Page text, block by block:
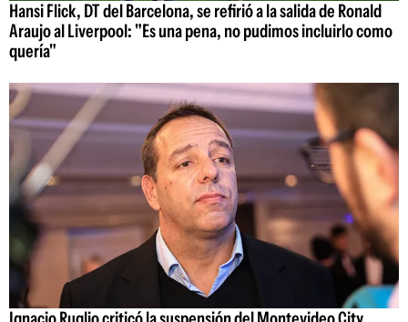
Hansi Flick, DT del Barcelona, se refirió a la salida de Ronald
Araujo al Liverpool: "Es una pena, no pudimos incluirlo como
quería"